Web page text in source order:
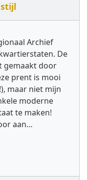
Archief
De
gemaakt door
prent is mooi
maar niet mijn
moderne
te maken!
aan…